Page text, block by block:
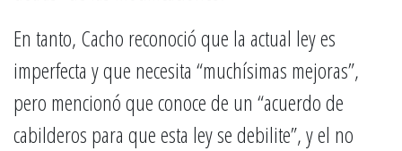
En tanto, Cacho reconoció que la actual ley es
imperfecta y que necesita “muchísimas mejoras”,
pero mencionó que conoce de un “acuerdo de
cabilderos para que esta ley se debilite”, y el no